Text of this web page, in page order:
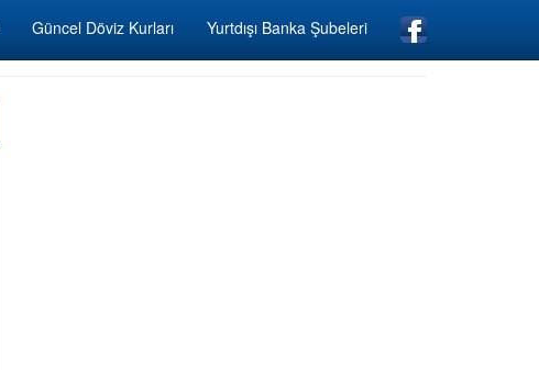
Güncel Döviz Kurları Yurtdışı Banka Şubeleri